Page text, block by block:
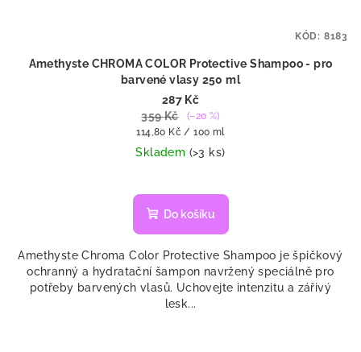
Amethyste CHROMA COLOR Protective Shampoo - pro
barvené vlasy 250 ml
287 Kč
359 Kč
(–20 %)
Měrná
cena:
114,80 Kč / 100 ml
Skladem (>3 ks)
Do košíku
Amethyste Chroma Color Protective Shampoo je špičkový
ochranný a hydratační šampon navržený speciálně pro
potřeby barvených vlasů. Uchovejte intenzitu a zářivý
lesk...
KÓD: 8183